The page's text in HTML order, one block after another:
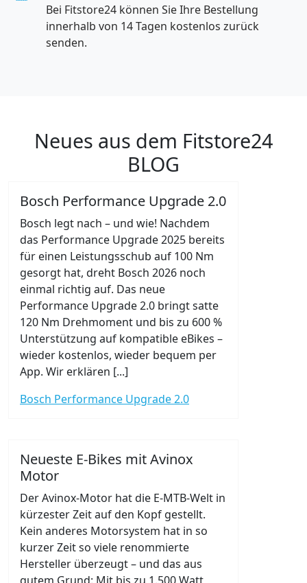
Bei Fitstore24 können Sie Ihre Bestellung
innerhalb von 14 Tagen kostenlos zurück
senden.
Neues aus dem Fitstore24
BLOG
Bosch Performance Upgrade 2.0
Bosch legt nach – und wie! Nachdem
das Performance Upgrade 2025 bereits
für einen Leistungsschub auf 100 Nm
gesorgt hat, dreht Bosch 2026 noch
einmal richtig auf. Das neue
Performance Upgrade 2.0 bringt satte
120 Nm Drehmoment und bis zu 600 %
Unterstützung auf kompatible eBikes –
wieder kostenlos, wieder bequem per
App. Wir erklären [...]
Bosch Performance Upgrade 2.0
Neueste E-Bikes mit Avinox
Motor
Der Avinox-Motor hat die E-MTB-Welt in
kürzester Zeit auf den Kopf gestellt.
Kein anderes Motorsystem hat in so
kurzer Zeit so viele renommierte
Hersteller überzeugt – und das aus